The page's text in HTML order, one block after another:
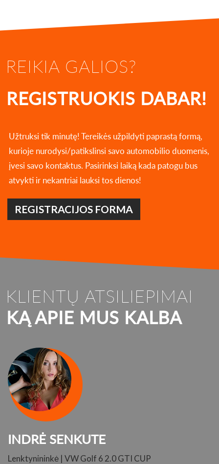
REIKIA GALIOS?
REGISTRUOKIS DABAR!
Užtruksi tik minutę! Tereikės užpildyti paprastą formą,
kurioje nurodysi/patikslinsi savo automobilio duomenis,
įvesi savo kontaktus. Pasirinksi laiką kada patogu bus
atvykti ir nekantriai lauksi tos dienos!
REGISTRACIJOS FORMA
KLIENTŲ ATSILIEPIMAI
KĄ APIE MUS KALBA
INDRĖ SENKUTE
Lenktynininkė | VW Golf 6 2.0 GTI CUP